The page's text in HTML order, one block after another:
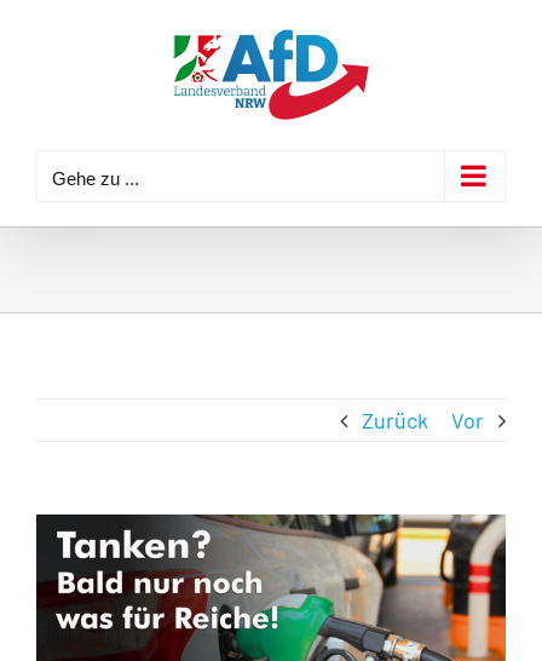
Gehe zu ...
Zurück Vor